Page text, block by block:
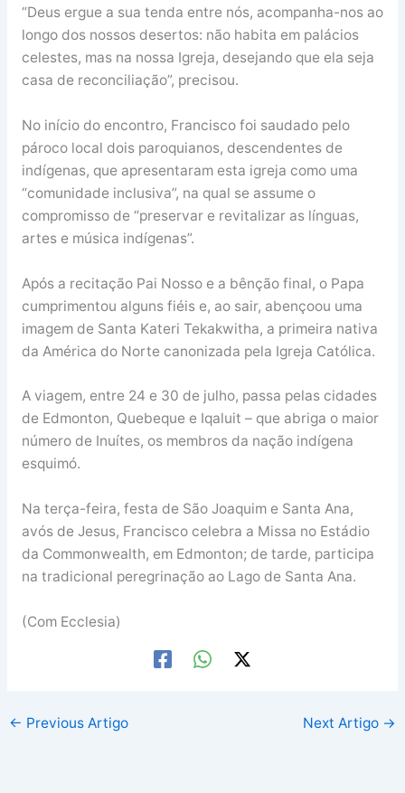
“Deus ergue a sua tenda entre nós, acompanha-nos ao
longo dos nossos desertos: não habita em palácios
celestes, mas na nossa Igreja, desejando que ela seja
casa de reconciliação”, precisou.
No início do encontro, Francisco foi saudado pelo
pároco local dois paroquianos, descendentes de
indígenas, que apresentaram esta igreja como uma
“comunidade inclusiva”, na qual se assume o
compromisso de “preservar e revitalizar as línguas,
artes e música indígenas”.
Após a recitação Pai Nosso e a bênção final, o Papa
cumprimentou alguns fiéis e, ao sair, abençoou uma
imagem de Santa Kateri Tekakwitha, a primeira nativa
da América do Norte canonizada pela Igreja Católica.
A viagem, entre 24 e 30 de julho, passa pelas cidades
de Edmonton, Quebeque e Iqaluit – que abriga o maior
número de Inuítes, os membros da nação indígena
esquimó.
Na terça-feira, festa de São Joaquim e Santa Ana,
avós de Jesus, Francisco celebra a Missa no Estádio
da Commonwealth, em Edmonton; de tarde, participa
na tradicional peregrinação ao Lago de Santa Ana.
(Com Ecclesia)
← Previous Artigo Next Artigo →